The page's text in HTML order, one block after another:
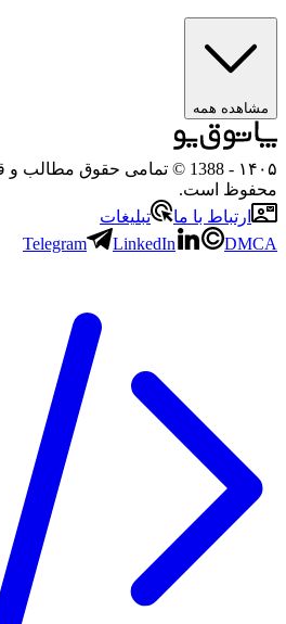
مشاهده همه
۱۴۰۵
- 1388 © تمامی حقوق مطالب
محفوظ است.
ارتباط با ما
تبلیغات
Telegram
LinkedIn DMCA